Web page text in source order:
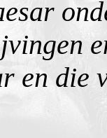
en die